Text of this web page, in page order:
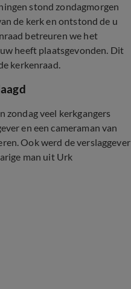
stond zondagmorgen
de kerk en ontstond de u
betreuren we het
heeft plaatsgevonden. Dit
kerkenraad.
zondag veel kerkgangers
en een cameraman van
Ook werd de verslaggever
man uit Urk